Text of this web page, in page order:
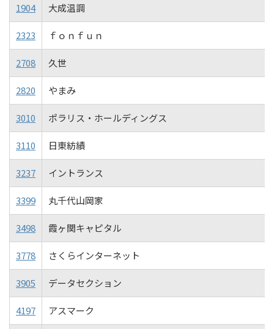
1904 大成温調
2323 ｆｏｎｆｕｎ
2708 久世
2820 やまみ
3010 ポラリス・ホールディングス
3110 日東紡績
3237 イントランス
3399 丸千代山岡家
3498 霞ヶ関キャピタル
3778 さくらインターネット
3905 データセクション
4197 アスマーク